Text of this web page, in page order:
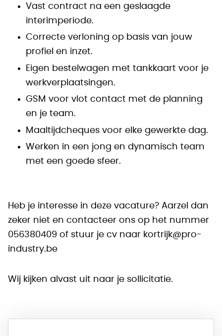
Vast contract na een geslaagde
interimperiode.
Correcte verloning op basis van jouw
profiel en inzet.
Eigen bestelwagen met tankkaart voor je
werkverplaatsingen.
GSM voor vlot contact met de planning
en je team.
Maaltijdcheques voor elke gewerkte dag.
Werken in een jong en dynamisch team
met een goede sfeer.
Heb je interesse in deze vacature? Aarzel dan
zeker niet en contacteer ons op het nummer
056380409 of stuur je cv naar kortrijk@pro-
industry.be
Wij kijken alvast uit naar je sollicitatie.